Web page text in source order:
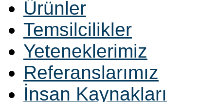
Ürünler
Temsilcilikler
Yeteneklerimiz
Referanslarımız
İnsan Kaynakları